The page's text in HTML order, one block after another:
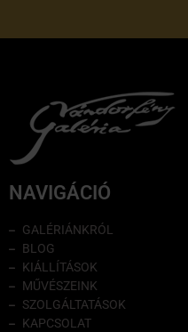
NAVIGÁCIÓ
GALÉRIÁNKRÓL
BLOG
KIÁLLÍTÁSOK
MŰVÉSZEINK
SZOLGÁLTATÁSOK
KAPCSOLAT